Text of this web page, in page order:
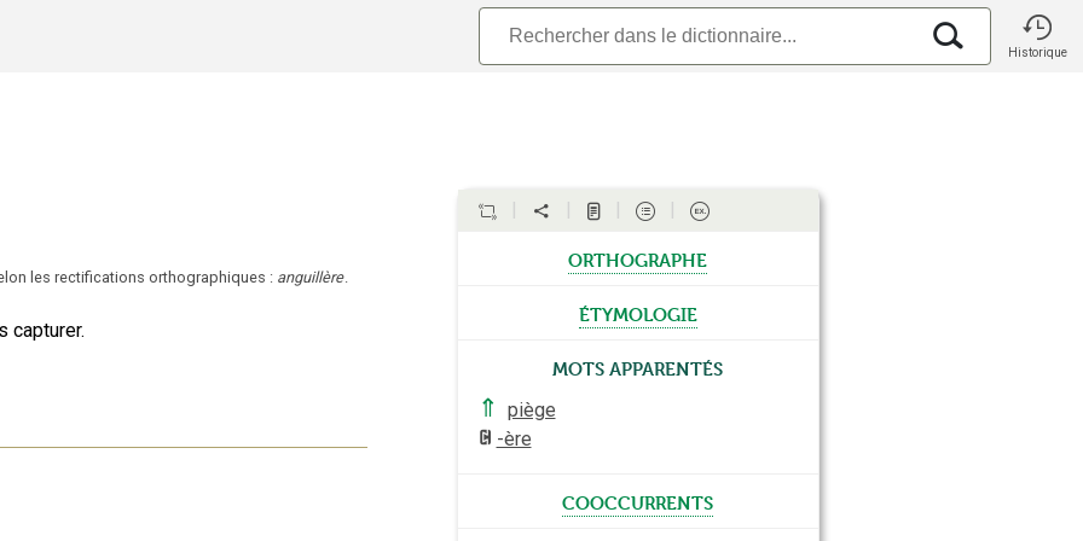
Historique
les rectifications orthographiques : anguillère.
capturer.
orthographe
étymologie
Mots apparentés
⇑
piège
-ère
cooccurrents